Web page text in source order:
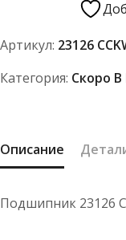
FBC
Артикул: 23126
Категория: Скоро
Описание
Подшипник 23126